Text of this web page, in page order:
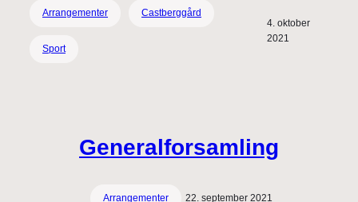
Arrangementer Castberggård
Sport
4. oktober
2021
Generalforsamling
Arrangementer 22. september 2021